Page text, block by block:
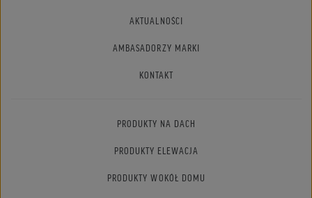
AKTUALNOŚCI
AMBASADORZY MARKI
KONTAKT
PRODUKTY NA DACH
PRODUKTY ELEWACJA
PRODUKTY WOKÓŁ DOMU